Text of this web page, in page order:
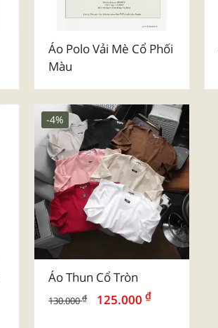
Áo Polo Vải Mè Cổ Phối
Màu
Áo Thun Cổ Tròn
130.000₫ 125.000₫
-4%